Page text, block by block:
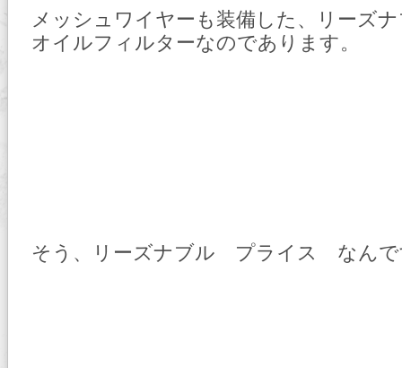
メッシュワイヤーも装備した、リーズ
オイルフィルターなのであります。
そう、リーズナブル プライス なんで